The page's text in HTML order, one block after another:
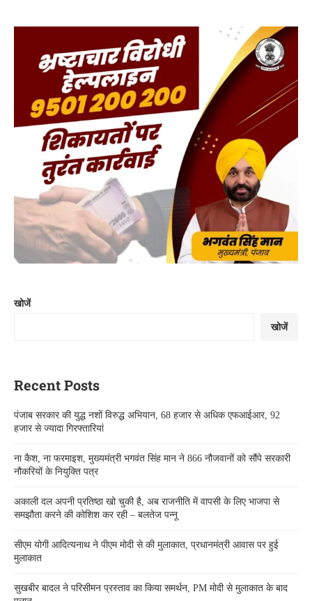
खोजें
खोजें
Recent Posts
पंजाब सरकार की युद्ध नशों विरुद्ध अभियान, 68 हजार से अधिक एफआईआर, 92
हजार से ज्यादा गिरफ्तारियां
ना कैश, ना फरमाइश, मुख्यमंत्री भगवंत सिंह मान ने 866 नौजवानों को सौंपे सरकारी
नौकरियों के नियुक्ति पत्र
अकाली दल अपनी प्रतिष्ठा खो चुकी है, अब राजनीति में वापसी के लिए भाजपा से
समझौता करने की कोशिश कर रही – बलतेज पन्नू
सीएम योगी आदित्यनाथ ने पीएम मोदी से की मुलाकात, प्रधानमंत्री आवास पर हुई
मुलाकात
सुखबीर बादल ने परिसीमन प्रस्ताव का किया समर्थन, PM मोदी से मुलाकात के बाद